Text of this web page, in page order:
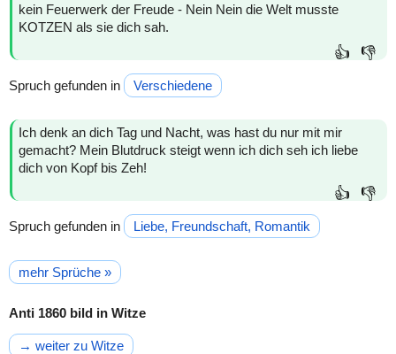
kein Feuerwerk der Freude - Nein Nein die Welt musste
KOTZEN als sie dich sah.
👍 👎
Spruch gefunden in Verschiedene
Ich denk an dich Tag und Nacht, was hast du nur mit mir
gemacht? Mein Blutdruck steigt wenn ich dich seh ich liebe
dich von Kopf bis Zeh!
👍 👎
Spruch gefunden in Liebe, Freundschaft, Romantik
mehr Sprüche »
Anti 1860 bild in Witze
→ weiter zu Witze